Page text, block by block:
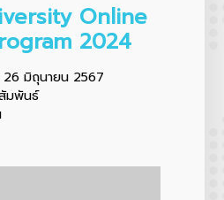
Online
2024
26 มิถุนายน 2567
มพันธ์